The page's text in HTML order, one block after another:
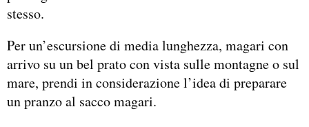
stesso.
Per un’escursione di media lunghezza, magari con
arrivo su un bel prato con vista sulle montagne o sul
mare, prendi in considerazione l’idea di preparare
un pranzo al sacco magari.